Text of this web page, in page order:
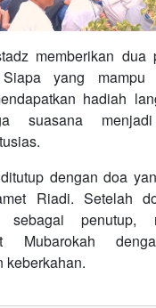
memberikan dua
yang mampu
hadiah
suasana
dengan doa
Riadi. Setelah
penutup,
Mubarokah
keberkahan.